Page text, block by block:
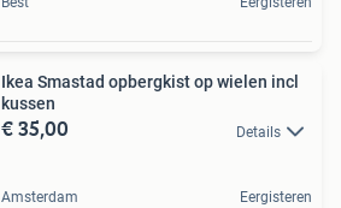
Ikea Smastad opbergkist op wielen incl
kussen
€ 35,00 Details
Amsterdam Eergisteren